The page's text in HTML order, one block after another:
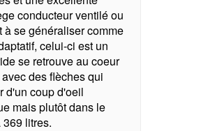
conducteur ventilé ou
se généraliser comme
celui-ci est un
se retrouve au coeur
des flèches qui
d'un coup d'oeil
mais plutôt dans le
litres.